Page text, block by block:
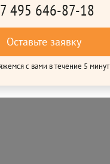
495 646-87-18
Оставьте заявку
с вами в течение 5 минут